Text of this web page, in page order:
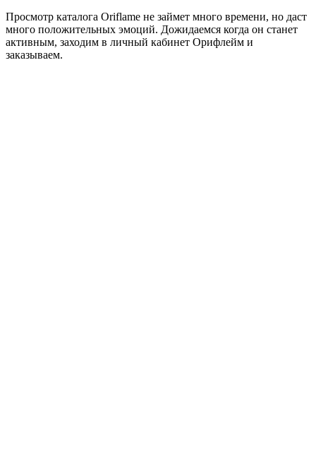
Просмотр каталога Oriflame не займет много времени, но даст
много положительных эмоций. Дожидаемся когда он станет
активным, заходим в личный кабинет Орифлейм и
заказываем.